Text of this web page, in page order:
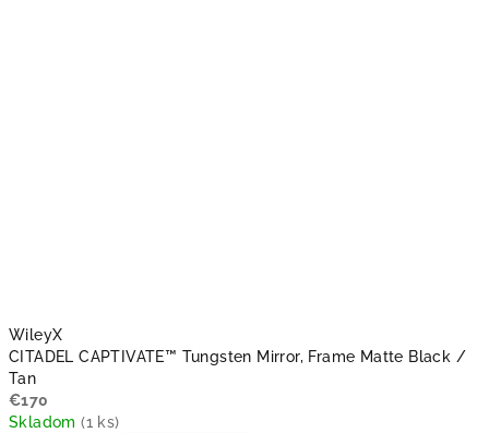
CITADEL CAPTIVATE™ Tungsten Mirror, Frame Matte Black /
Tan
WileyX
€170
Skladom(1 ks)